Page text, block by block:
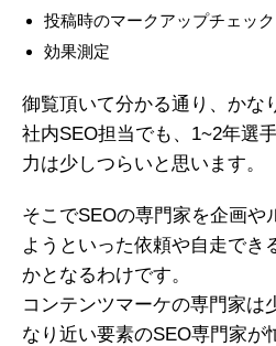
投稿時のマークアップチェック
効果測定
御覧頂いて分かる通り、かな
社内SEO担当でも、1~2年選
力は少しつらいと思います。
そこでSEOの専門家を企画や
ようといった依頼や自走でき
かとなるわけです。
コンテンツマーケの専門家は
なり近い要素のSEO専門家が